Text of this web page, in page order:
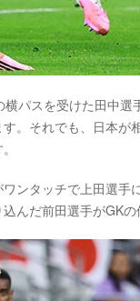
パスを受けた田中
。それでも、日本
ンタッチで上田選
んだ前田選手がGK